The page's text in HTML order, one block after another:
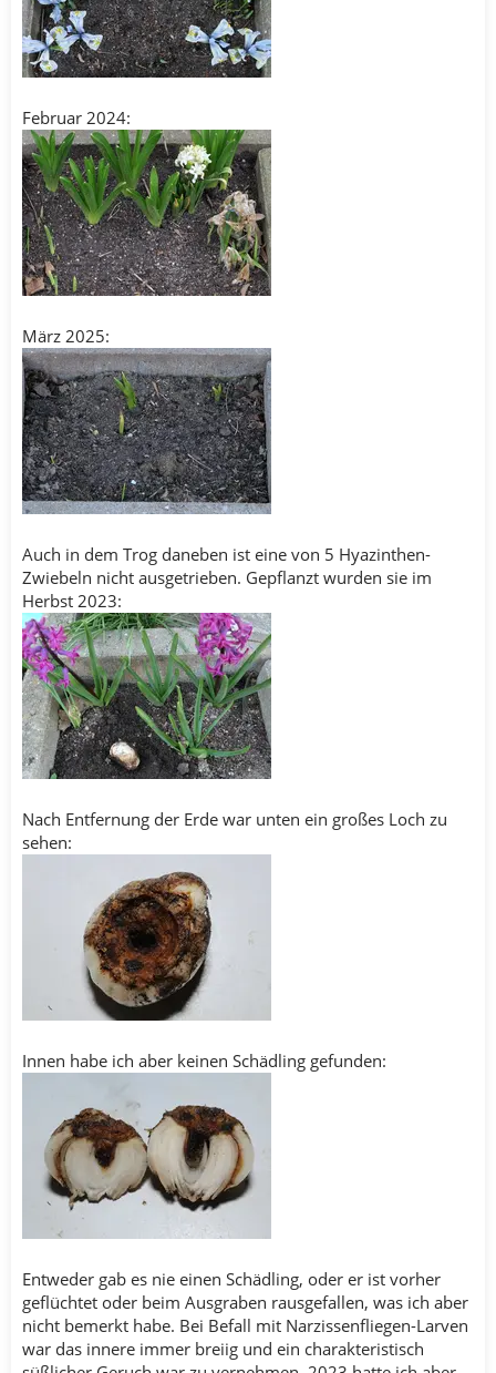
Februar 2024:
März 2025:
Auch in dem Trog daneben ist eine von 5 Hyazinthen-
Zwiebeln nicht ausgetrieben. Gepflanzt wurden sie im
Herbst 2023:
Nach Entfernung der Erde war unten ein großes Loch zu
sehen:
Innen habe ich aber keinen Schädling gefunden:
Entweder gab es nie einen Schädling, oder er ist vorher
geflüchtet oder beim Ausgraben rausgefallen, was ich aber
nicht bemerkt habe. Bei Befall mit Narzissenfliegen-Larven
war das innere immer breiig und ein charakteristisch